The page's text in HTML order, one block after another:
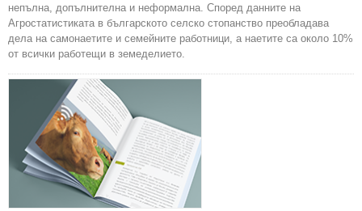
непълна, допълнителна и неформална. Според данните на
Агростатистиката в българското селско стопанство преобладава
дела на самонаетите и семейните работници, а наетите са около 10%
от всички работещи в земеделието.